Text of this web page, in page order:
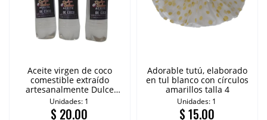
Aceite virgen de coco
comestible extraído
artesanalmente Dulce
sabor 400 ml
Unidades: 1
$ 20.00
Adorable tutú, elaborado
en tul blanco con círculos
amarillos talla 4
Unidades: 1
$ 15.00